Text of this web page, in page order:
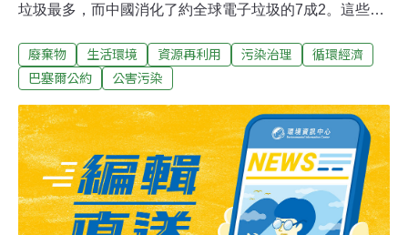
垃圾最多，而中國消化了約全球電子垃圾的7成2。這些高
（陰極射線管）的鉛和砷，電路版和半導體中的鎘，電纜
中含有多溴阻燃劑，開關和外殼的汞，與鋼鐵結構中的鈷
來YouTube一則「電子垃圾污染窮國」的視頻，目前已有
超過三十萬人點閱。報導有關每年回收處理超過百萬噸電
子垃圾的中國「垃圾鎮」- 貴嶼。貴嶼是位於廣東省汕頭
市的內陸小鎮，鎮內80%的人口從事拆解電子垃圾的工
作。在處理這些廢棄物的過程中，工人們包括婦女和小孩
的暴露在有毒的化學物質中，幾乎沒有業者警告工人們廢
廢棄物 生活環境 資源再利用 污染治理
循環經濟
巴塞爾公約
公害污染